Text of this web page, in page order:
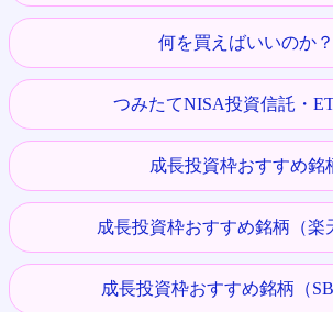
何を買えばいいのか？
つみたてNISA投資信託・
成長投資枠おすすめ銘
成長投資枠おすすめ銘柄（楽
成長投資枠おすすめ銘柄（